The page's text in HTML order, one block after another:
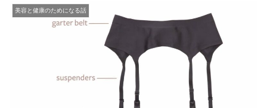
美容と健康のためになる話